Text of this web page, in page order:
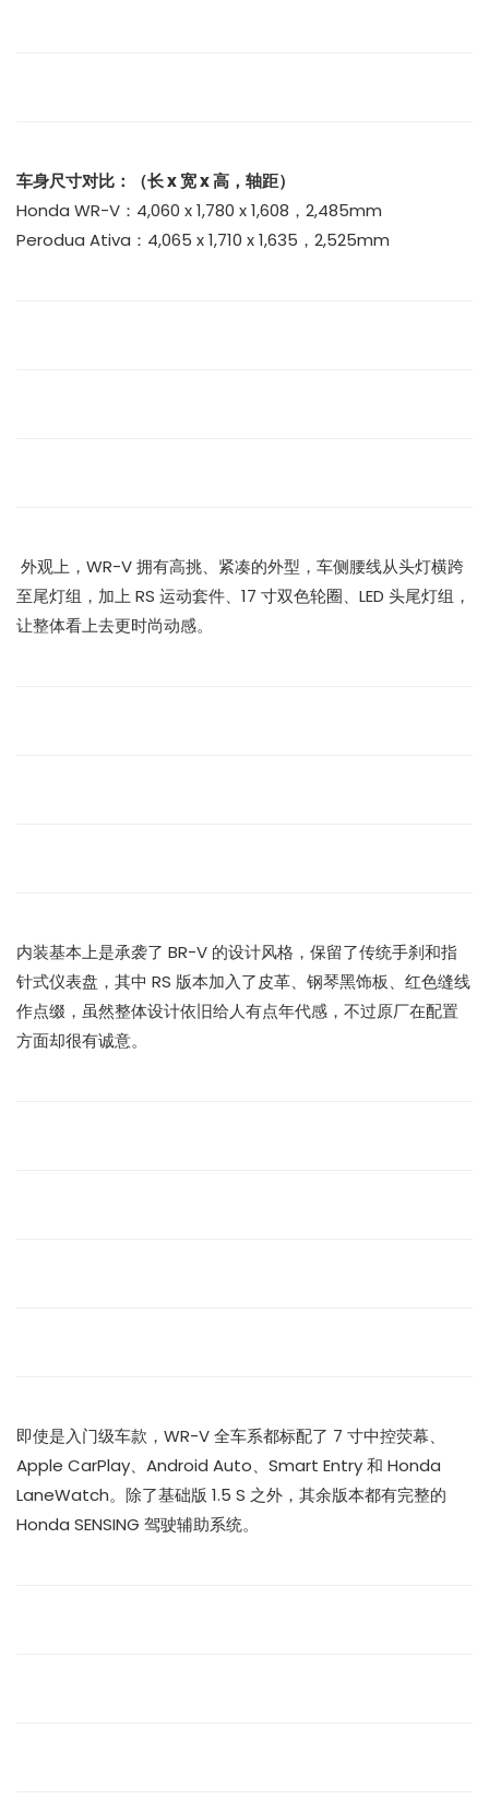
车身尺寸对比：（长 x 宽 x 高，轴距）
Honda WR-V：4,060 x 1,780 x 1,608，2,485mm
Perodua Ativa：4,065 x 1,710 x 1,635，2,525mm
外观上，WR-V 拥有高挑、紧凑的外型，车侧腰线从头灯横跨
至尾灯组，加上 RS 运动套件、17 寸双色轮圈、LED 头尾灯组，
让整体看上去更时尚动感。
内装基本上是承袭了 BR-V 的设计风格，保留了传统手刹和指
针式仪表盘，其中 RS 版本加入了皮革、钢琴黑饰板、红色缝线
作点缀，虽然整体设计依旧给人有点年代感，不过原厂在配置
方面却很有诚意。
即使是入门级车款，WR-V 全车系都标配了 7 寸中控荧幕、
Apple CarPlay、Android Auto、Smart Entry 和 Honda
LaneWatch。除了基础版 1.5 S 之外，其余版本都有完整的
Honda SENSING 驾驶辅助系统。